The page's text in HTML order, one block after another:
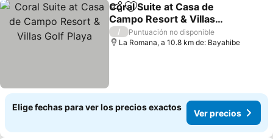
CompartirAgregar a favoritos
Coral Suite at Casa de
Campo Resort & Villas
Golf Playa
/
Puntuación no disponible
La Romana, a 10.8 km de: Bayahibe
Elige fechas para ver los precios exactos
Ver precios